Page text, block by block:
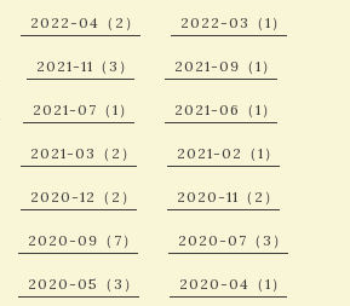
2022-04（2） 2022-03（1）
2021-11（3） 2021-09（1）
2021-07（1） 2021-06（1）
2021-03（2） 2021-02（1）
2020-12（2） 2020-11（2）
2020-09（7） 2020-07（3）
2020-05（3） 2020-04（1）